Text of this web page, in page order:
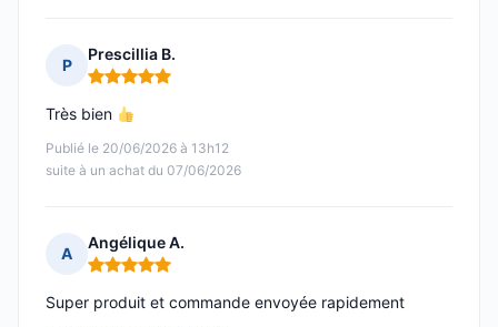
P
Prescillia B.
Note : 5 sur 5
Publié le 20/06/2026 à 13h12
suite à un achat du 07/06/2026
Très bien
A
Angélique A.
Note : 5 sur 5
Super produit et commande envoyée rapidement